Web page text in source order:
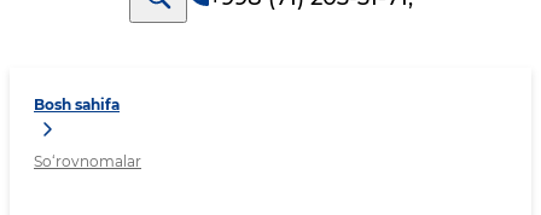
Bosh sahifa
So‘rovnomalar